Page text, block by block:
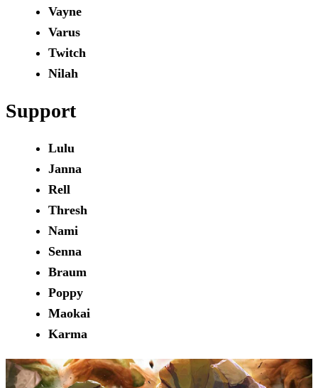
Vayne
Varus
Twitch
Nilah
Support
Lulu
Janna
Rell
Thresh
Nami
Senna
Braum
Poppy
Maokai
Karma